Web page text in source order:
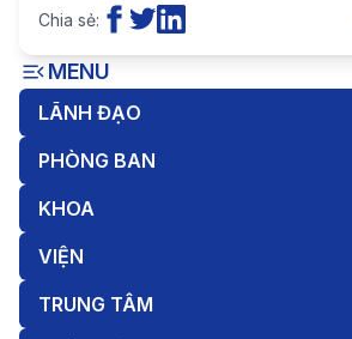
MENU
LÃNH ĐẠO
PHÒNG BAN
KHOA
VIỆN
TRUNG TÂM
Chia sẻ: